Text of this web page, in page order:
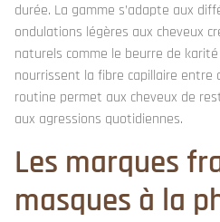
durée. La gamme s’adapte aux
ondulations légères aux cheveux
naturels comme le beurre de
nourrissent la fibre capillaire entre
routine permet aux cheveux de
aux agressions quotidiennes.
Les marques
masques à la